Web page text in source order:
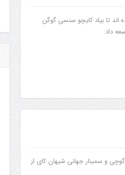
اند تا بیاد کایچو سنسی گوگن
داد.
و سمینار جهانی شیهان کای از